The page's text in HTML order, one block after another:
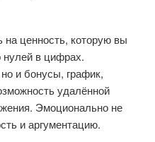
на ценность, которую вы
нулей в цифрах.
и бонусы, график,
удалённой
Эмоционально не
и аргументацию.